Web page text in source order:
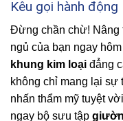
Kêu gọi hành động
Đừng chần chừ! Nâng
ngủ của bạn ngay
khung kim loại đẳng
không chỉ mang lại sự
nhấn thẩm mỹ tuyệt
ngay bộ sưu tập